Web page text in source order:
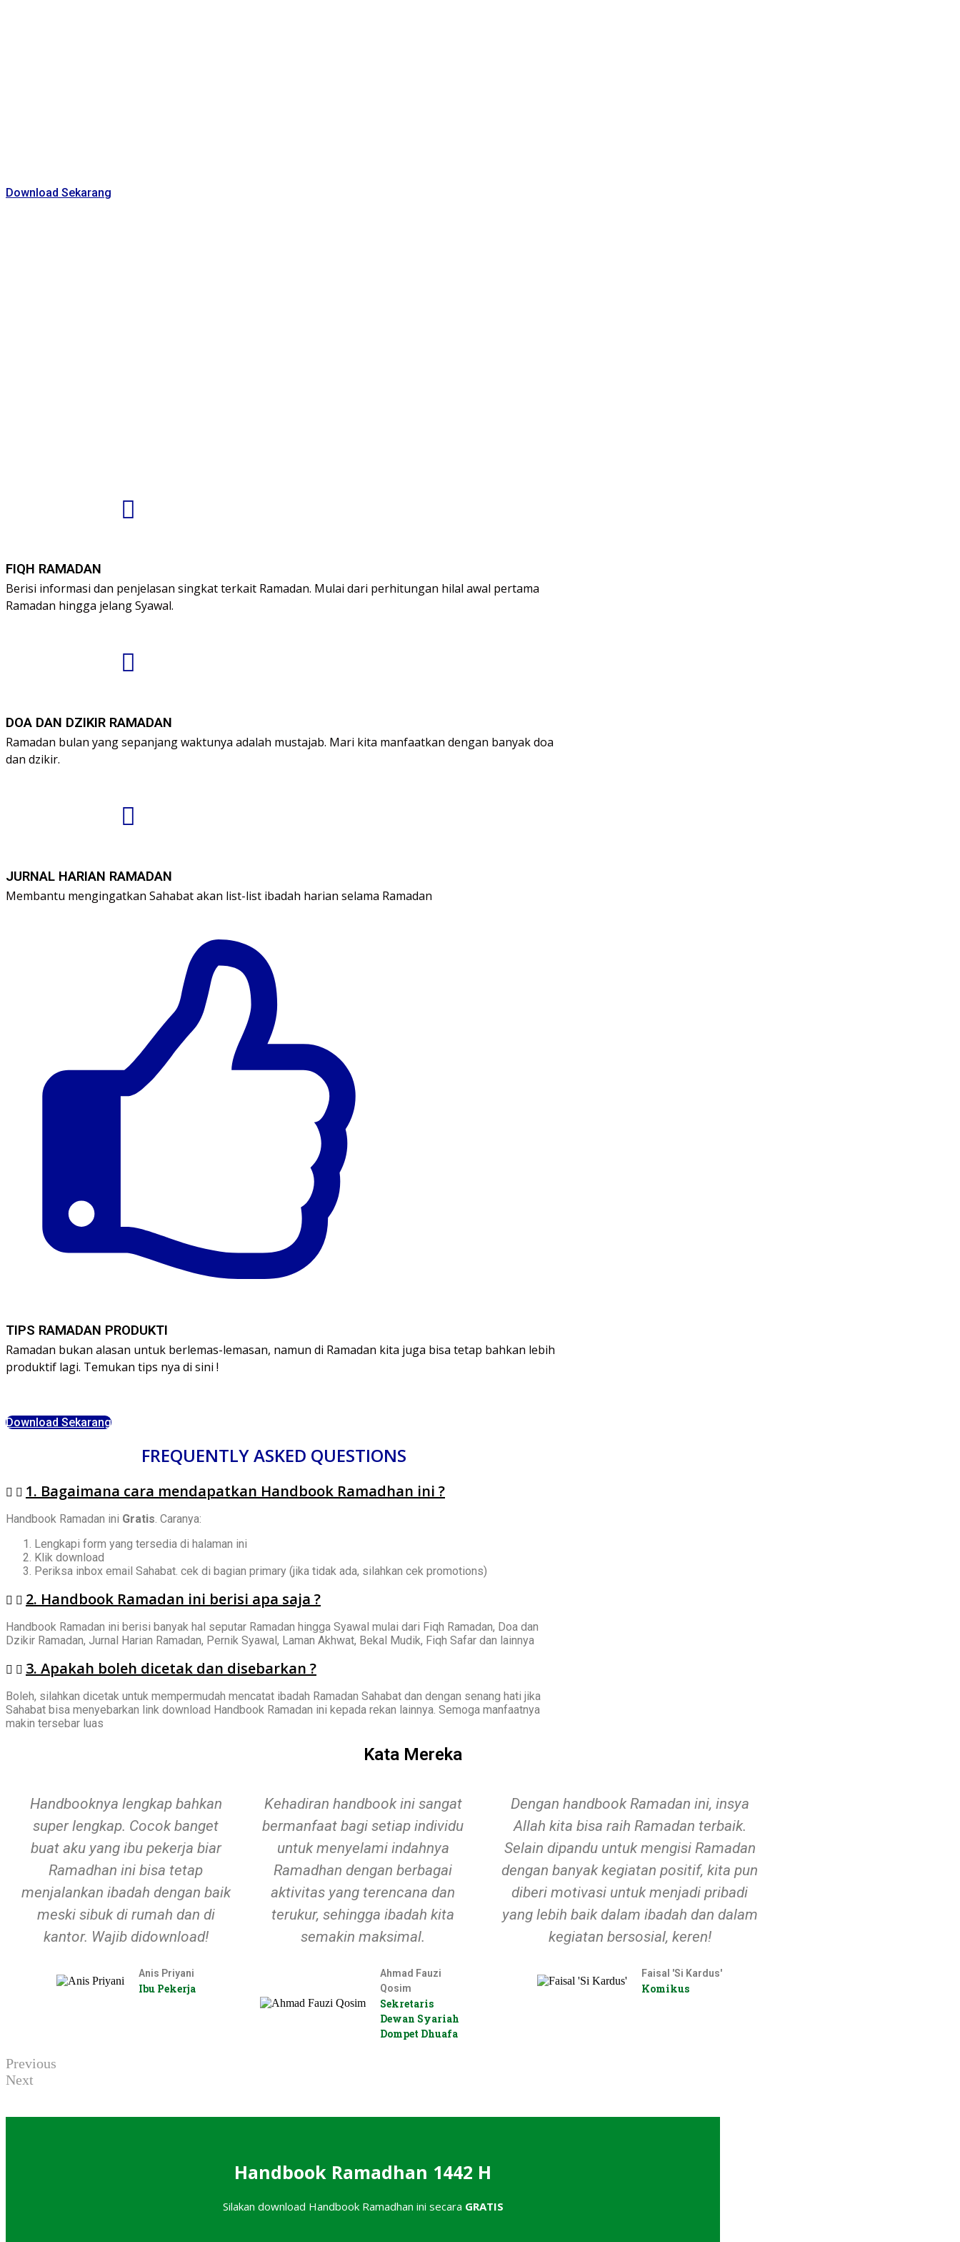
Download Sekarang
FIQH RAMADAN
Berisi informasi dan penjelasan singkat terkait Ramadan. Mulai dari perhitungan hilal awal pertama
Ramadan hingga jelang Syawal.
DOA DAN DZIKIR RAMADAN
Ramadan bulan yang sepanjang waktunya adalah mustajab. Mari kita manfaatkan dengan banyak doa
dan dzikir.
JURNAL HARIAN RAMADAN
Membantu mengingatkan Sahabat akan list-list ibadah harian selama Ramadan
TIPS RAMADAN PRODUKTI
Ramadan bukan alasan untuk berlemas-lemasan, namun di Ramadan kita juga bisa tetap bahkan lebih
produktif lagi. Temukan tips nya di sini !
Download Sekarang
FREQUENTLY ASKED QUESTIONS
1. Bagaimana cara mendapatkan Handbook Ramadhan ini ?
Handbook Ramadan ini Gratis . Caranya:
Lengkapi form yang tersedia di halaman ini
Klik download
Periksa inbox email Sahabat. cek di bagian primary (jika tidak ada, silahkan cek promotions)
2. Handbook Ramadan ini berisi apa saja ?
Handbook Ramadan ini berisi banyak hal seputar Ramadan hingga Syawal mulai dari Fiqh Ramadan, Doa dan
Dzikir Ramadan, Jurnal Harian Ramadan, Pernik Syawal, Laman Akhwat, Bekal Mudik, Fiqh Safar dan lainnya
3. Apakah boleh dicetak dan disebarkan ?
Boleh, silahkan dicetak untuk mempermudah mencatat ibadah Ramadan Sahabat dan dengan senang hati jika
Sahabat bisa menyebarkan link download Handbook Ramadan ini kepada rekan lainnya. Semoga manfaatnya
makin tersebar luas
Kata Mereka
Handbooknya lengkap bahkan
super lengkap. Cocok banget
buat aku yang ibu pekerja biar
Ramadhan ini bisa tetap
menjalankan ibadah dengan baik
meski sibuk di rumah dan di
kantor. Wajib didownload!
Anis Priyani
Ibu Pekerja
Kehadiran handbook ini sangat
bermanfaat bagi setiap individu
untuk menyelami indahnya
Ramadhan dengan berbagai
aktivitas yang terencana dan
terukur, sehingga ibadah kita
semakin maksimal.
Ahmad Fauzi
Qosim
Sekretaris
Dewan Syariah
Dompet Dhuafa
Dengan handbook Ramadan ini, insya
Allah kita bisa raih Ramadan terbaik.
Selain dipandu untuk mengisi Ramadan
dengan banyak kegiatan positif, kita pun
diberi motivasi untuk menjadi pribadi
yang lebih baik dalam ibadah dan dalam
kegiatan bersosial, keren!
Faisal 'Si Kardus'
Komikus
Previous
Next
Handbook Ramadhan 1442 H
Silakan download Handbook Ramadhan ini secara GRATIS